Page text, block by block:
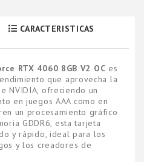
CARACTERISTICAS
RTX 4060 8GB V2 OC es
que aprovecha la
NVIDIA, ofreciendo un
en juegos AAA como en
un procesamiento gráfico
GDDR6, esta tarjeta
y rápido, ideal para los
y los creadores de